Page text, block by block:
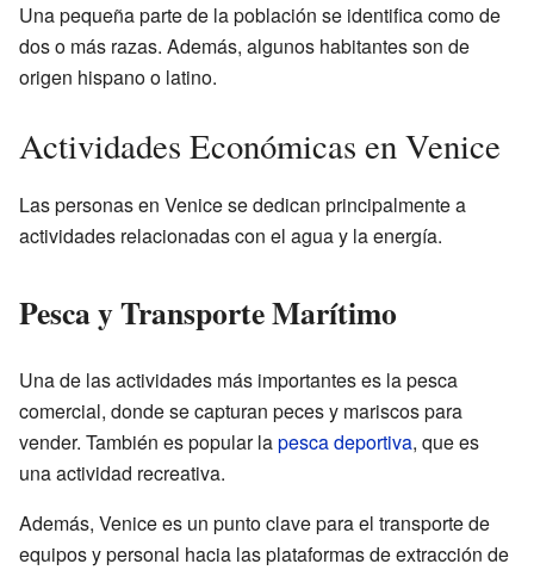
Una pequeña parte de la población se identifica como de
dos o más razas. Además, algunos habitantes son de
origen hispano o latino.
Actividades Económicas en Venice
Las personas en Venice se dedican principalmente a
actividades relacionadas con el agua y la energía.
Pesca y Transporte Marítimo
Una de las actividades más importantes es la pesca
comercial, donde se capturan peces y mariscos para
vender. También es popular lapesca deportiva, que es
una actividad recreativa.
Además, Venice es un punto clave para el transporte de
equipos y personal hacia las plataformas de extracción de